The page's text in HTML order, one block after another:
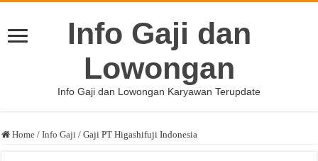
Info Gaji dan
Lowongan
Info Gaji dan Lowongan Karyawan Terupdate
Home / Info Gaji / Gaji PT Higashifuji Indonesia